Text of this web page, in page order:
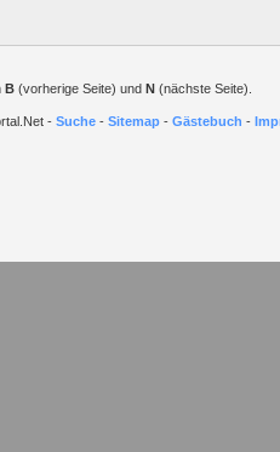
B (vorherige Seite) und N (nächste Seite).
- Suche - Sitemap - Gästebuch -